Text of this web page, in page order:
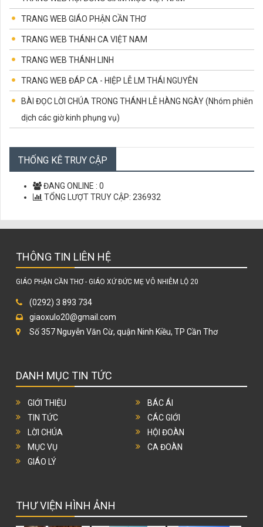
TRANG WEB GIÁO PHẬN CẦN THƠ
TRANG WEB THÁNH CA VIỆT NAM
TRANG WEB THÁNH LINH
TRANG WEB ĐÁP CA - HIỆP LỄ LM THÁI NGUYÊN
BÀI ĐỌC LỜI CHÚA TRONG THÁNH LỄ HÀNG NGÀY (Nhóm phiên
dịch các giờ kinh phụng vụ)
CÙNG HỌC LỜI CHÚA
THỐNG KÊ TRUY CẬP
ĐANG ONLINE : 0
TỔNG LƯỢT TRUY CẬP: 236932
THÔNG TIN LIÊN HỆ
GIÁO PHẬN CẦN THƠ - GIÁO XỨ ĐỨC MẸ VÔ NHIỄM LỘ 20
(0292) 3 893 734
giaoxulo20@gmail.com
Số 357 Nguyễn Văn Cừ, quận Ninh Kiều, TP Cần Thơ
DANH MỤC TIN TỨC
GIỚI THIỆU
TIN TỨC
LỜI CHÚA
MỤC VỤ
GIÁO LÝ
BÁC ÁI
CÁC GIỚI
HỘI ĐOÀN
CA ĐOÀN
THƯ VIỆN HÌNH ẢNH